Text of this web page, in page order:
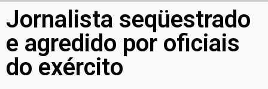
Jornalista seqüestrado
e agredido por oficiais
do exército